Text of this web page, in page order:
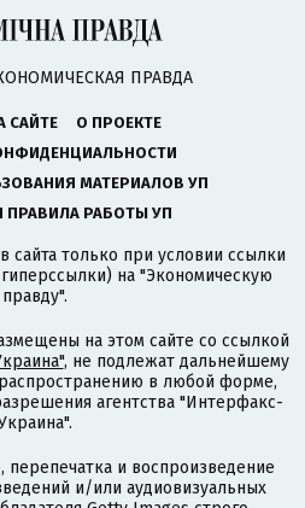
ПРАВДА
САЙТЕ
О ПРОЕКТЕ
МАТЕРИАЛОВ УП
РАБОТЫ УП
сайта только при условии ссылки
на "Экономическую
правду".
на этом сайте со ссылкой
, не подлежат дальнейшему
в любой форме,
агентства "Интерфакс-
и воспроизведение
и/или аудиовизуальных